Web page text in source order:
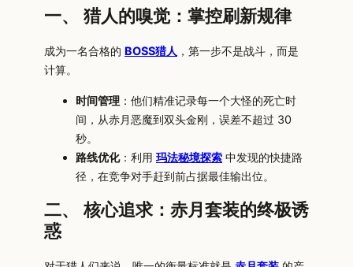
一、 猎人的嗅觉：掌控刷新规律
成为一名合格的 BOSS猎人 ，第一步不是战斗，而是
计算。
时间管理 ：他们精准记录每一个大怪的死亡时
间，从赤月恶魔到双头金刚，误差不超过 30
秒。
路线优化：利用 玛法秘境探索 中发现的快捷路
径，在竞争对手赶到前占据最佳输出位。
二、 核心追求：赤月套装的终极诱
惑